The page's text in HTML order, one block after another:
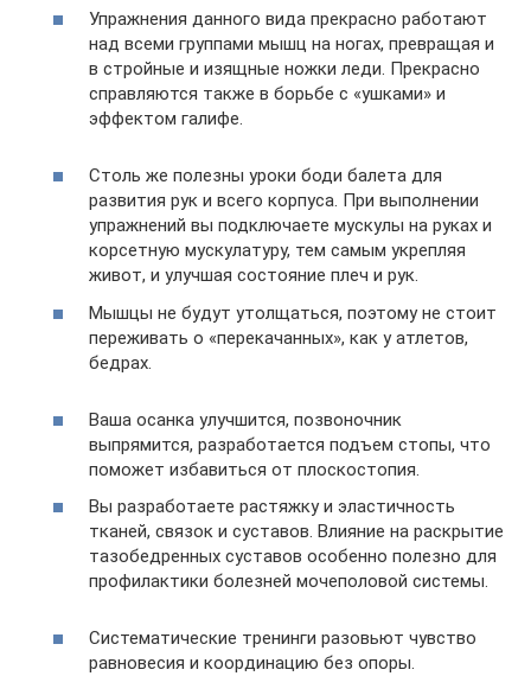
Упражнения данного вида прекрасно работают
над всеми группами мышц на ногах, превращая и
в стройные и изящные ножки леди. Прекрасно
справляются также в борьбе с «ушками» и
эффектом галифе.
Столь же полезны уроки боди балета для
развития рук и всего корпуса. При выполнении
упражнений вы подключаете мускулы на руках и
корсетную мускулатуру, тем самым укрепляя
живот, и улучшая состояние плеч и рук.
Мышцы не будут утолщаться, поэтому не стоит
переживать о «перекачанных», как у атлетов,
бедрах.
Ваша осанка улучшится, позвоночник
выпрямится, разработается подъем стопы, что
поможет избавиться от плоскостопия.
Вы разработаете растяжку и эластичность
тканей, связок и суставов. Влияние на раскрытие
тазобедренных суставов особенно полезно для
профилактики болезней мочеполовой системы.
Систематические тренинги разовьют чувство
равновесия и координацию без опоры.